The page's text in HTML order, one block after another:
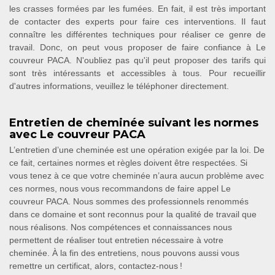
les crasses formées par les fumées. En fait, il est très important
de contacter des experts pour faire ces interventions. Il faut
connaître les différentes techniques pour réaliser ce genre de
travail. Donc, on peut vous proposer de faire confiance à Le
couvreur PACA. N'oubliez pas qu'il peut proposer des tarifs qui
sont très intéressants et accessibles à tous. Pour recueillir
d'autres informations, veuillez le téléphoner directement.
Entretien de cheminée suivant les normes
avec Le couvreur PACA
L’entretien d’une cheminée est une opération exigée par la loi. De
ce fait, certaines normes et règles doivent être respectées. Si
vous tenez à ce que votre cheminée n’aura aucun problème avec
ces normes, nous vous recommandons de faire appel Le
couvreur PACA. Nous sommes des professionnels renommés
dans ce domaine et sont reconnus pour la qualité de travail que
nous réalisons. Nos compétences et connaissances nous
permettent de réaliser tout entretien nécessaire à votre
cheminée. À la fin des entretiens, nous pouvons aussi vous
remettre un certificat, alors, contactez-nous !